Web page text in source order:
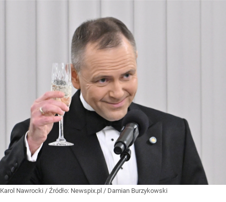
Karol Nawrocki / Źródło: Newspix.pl / Damian Burzykowski